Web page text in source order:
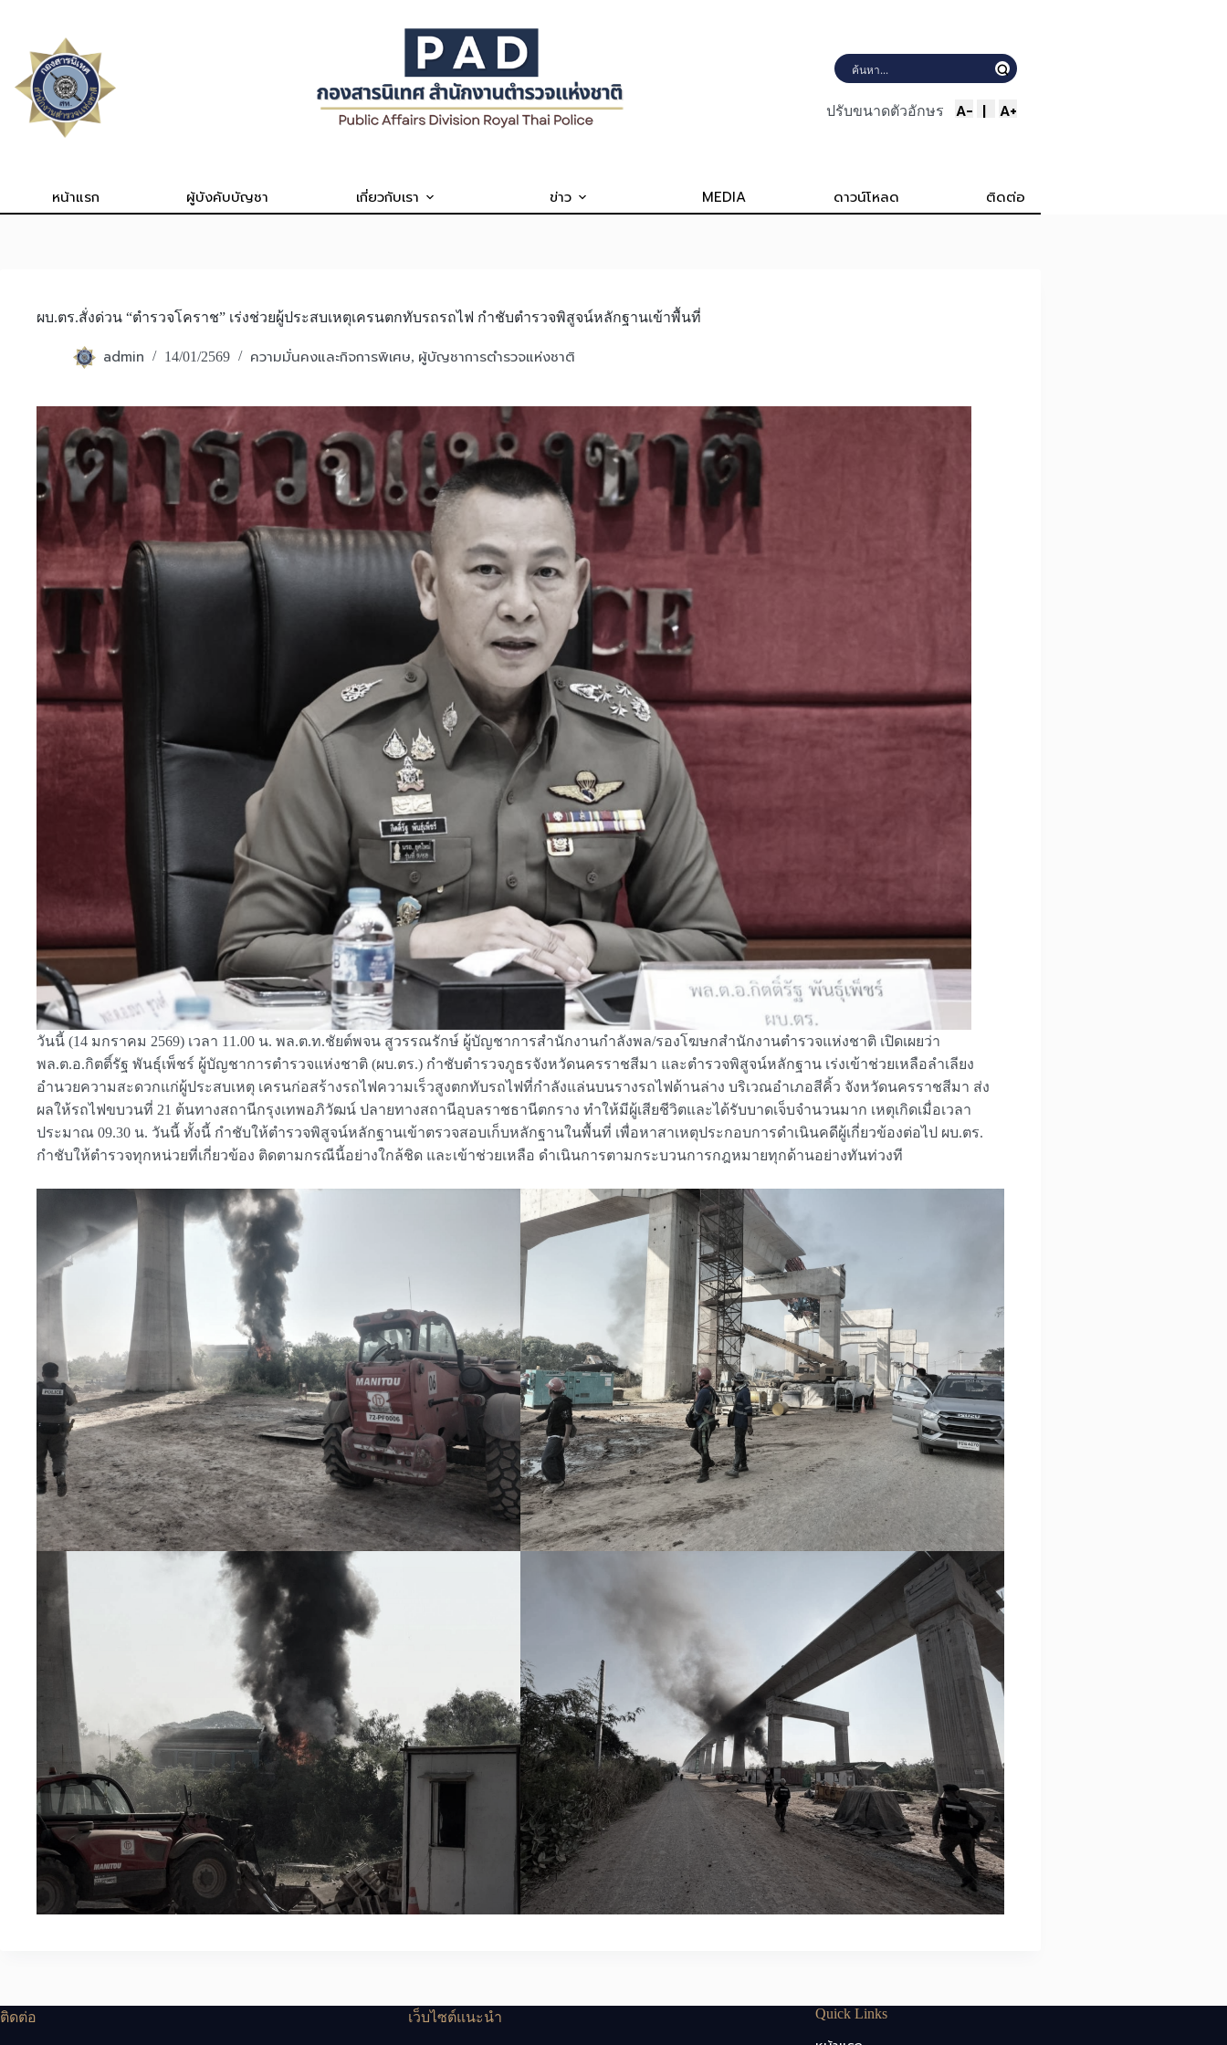
content
ปรับขนาดตัวอักษร A- | A+
หน้าแรก ผู้บังคับบัญชา เกี่ยวกับเรา ข่าว MEDIA ดาวน์โหลด ติดต่อ
ผบ.ตร.สั่งด่วน “ตำรวจโคราช” เร่งช่วยผู้ประสบเหตุเครนตกทับรถรถไฟ กำชับตำรวจพิสูจน์หลักฐานเข้าพื้นที่
admin 14/01/2569 ความมั่นคงและกิจการพิเศษ, ผู้บัญชาการตำรวจแห่งชาติ
วันนี้ (14 มกราคม 2569) เวลา 11.00 น. พล.ต.ท.ชัยต์พจน สูวรรณรักษ์ ผู้บัญชาการสำนักงานกำลังพล/รองโฆษกสำนักงานตำรวจแห่งชาติ เปิดเผยว่า
พล.ต.อ.กิตติ์รัฐ พันธุ์เพ็ชร์ ผู้บัญชาการตำรวจแห่งชาติ (ผบ.ตร.) กำชับตำรวจภูธรจังหวัดนครราชสีมา และตำรวจพิสูจน์หลักฐาน เร่งเข้าช่วยเหลือลำเลียง
อำนวยความสะดวกแก่ผู้ประสบเหตุ เครนก่อสร้างรถไฟความเร็วสูงตกทับรถไฟที่กำลังแล่นบนรางรถไฟด้านล่าง บริเวณอำเภอสีคิ้ว จังหวัดนครราชสีมา ส่ง
ผลให้รถไฟขบวนที่ 21 ต้นทางสถานีกรุงเทพอภิวัฒน์ ปลายทางสถานีอุบลราชธานีตกราง ทำให้มีผู้เสียชีวิตและได้รับบาดเจ็บจำนวนมาก เหตุเกิดเมื่อเวลา
ประมาณ 09.30 น. วันนี้ ทั้งนี้ กำชับให้ตำรวจพิสูจน์หลักฐานเข้าตรวจสอบเก็บหลักฐานในพื้นที่ เพื่อหาสาเหตุประกอบการดำเนินคดีผู้เกี่ยวข้องต่อไป ผบ.ตร.
กำชับให้ตำรวจทุกหน่วยที่เกี่ยวข้อง ติดตามกรณีนี้อย่างใกล้ชิด และเข้าช่วยเหลือ ดำเนินการตามกระบวนการกฎหมายทุกด้านอย่างทันท่วงที
ติดต่อ เว็บไซต์แนะนำ Quick Links